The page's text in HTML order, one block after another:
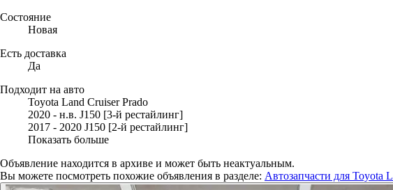
Состояние
Новая
Есть доставка
Да
Подходит на авто
Toyota Land Cruiser Prado
2020 - н.в. J150 [3-й рестайлинг]
2017 - 2020 J150 [2-й рестайлинг]
Показать больше
Объявление находится в архиве и может быть неактуальным.
Вы можете посмотреть похожие объявления в разделе: Автозапчасти для Toyota